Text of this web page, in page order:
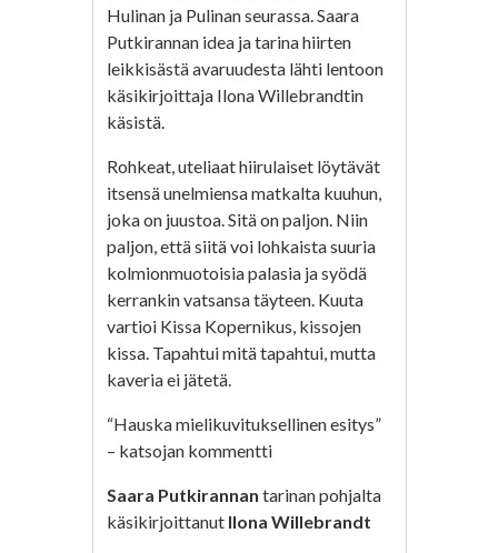
Hulinan ja Pulinan seurassa. Saara
Putkirannan idea ja tarina hiirten
leikkisästä avaruudesta lähti lentoon
käsikirjoittaja Ilona Willebrandtin
käsistä.
Rohkeat, uteliaat hiirulaiset löytävät
itsensä unelmiensa matkalta kuuhun,
joka on juustoa. Sitä on paljon. Niin
paljon, että siitä voi lohkaista suuria
kolmionmuotoisia palasia ja syödä
kerrankin vatsansa täyteen. Kuuta
vartioi Kissa Kopernikus, kissojen
kissa. Tapahtui mitä tapahtui, mutta
kaveria ei jätetä.
“Hauska mielikuvituksellinen esitys”
– katsojan kommentti
Saara Putkirannantarinan pohjalta
käsikirjoittanut Ilona Willebrandt